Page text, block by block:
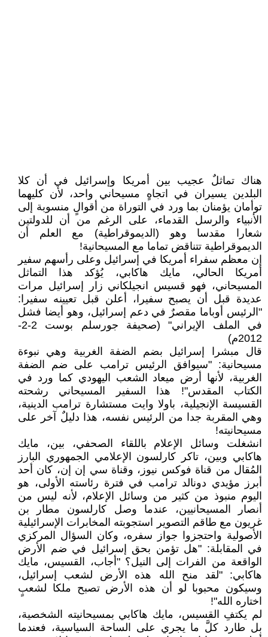
هناك تماثلٌ عجيب بين أمريكا وإسرائيل في أن كلا
البلدين يسيران في اتجاهٍ مسيحاني واحد، لأن كليهما
توأمان يؤمنان بما ورد في التوراة من أقوالٍ منسوبة إلى
الأنبياء والرسل القدماء، على الرغم من أن للدولتين
شعارا مقدسا وهو (الديموقراطية) مع العلم أن
الديموقراطية تتناقض تماما مع المسيحانية!
إن معظم سفراء أمريكا في إسرائيل وعلى رأسهم سفير
أمريكا الحالي، مايك هاكابي، يُؤكد هذا التماثل
المسيحاني، فهو قسيس انجيلكاني زار إسرائيل مرات
عديدة قبل أن يصبح سفيرا، أعلن قبل تعيينه سفيرا:
"الرئيس أوباما مقصرٌ في دعم إسرائيل، وهو أيضا فشل
في الملف الإيراني" (صحيفة جورسلم بوست 2-2-
2012م)
قال مبشرا إسرائيل بضم الضفة الغربية وهي نبوءة
مسيحانية: "سيوافق الرئيس ترامب على ضم الضفة
الغربية، لأنها أرض ميعاد الشعب اليهودي كما ورد في
الكتاب المقدس"! هذا السفير المسيحاني رشحته
القسيسة الإنجيلية، باولا وايت مستشارة ترامب الدينية،
وهي المقربة جدا من الرئيس نفسه، هذا دليلٌ آخر على
مسيحانيته!
انشغلت وسائل الإعلام باللقاء الصحفي، بين، مايك
هاكابي وبين، تاكر كارلسون الإعلامي الجمهوري البارز
المُقال من قناة فوكس نيوز، وقناة سي إن إن، كان أحد
أبرز مؤيدي دونالد ترامب في فترة رئاسته الأولى، هو
اليوم منبوذ من كثير من وسائل الإعلام، لأنه ليس من
أنصار المسيحانيين، عندما وصل كارلسون مطار بن
غريون مع طاقم التصوير استجوبته المخابرات الإسرائيلية
الأصولية واحتجزوا جواز سفره، وكان السؤال المركزي
في المقابلة: "هل تؤمن بحق إسرائيل في ضم الأرض
الواقعة من الفرات إلى النيل؟ "أجاب، القسيس، مايك
هاكابي: "لقد منح الله هذه الأرض لشعب إسرائيل،
وسيكون محبوبا لو أن هذه الأرض تصبح ملكا لشعبٍ
اختاره الله"!
لم يكتفِ القسيس، مايك هاكابي بمسيحانيته الشخصية،
بل طارد كلَّ ما يجري على الساحة السياسية، فعندما